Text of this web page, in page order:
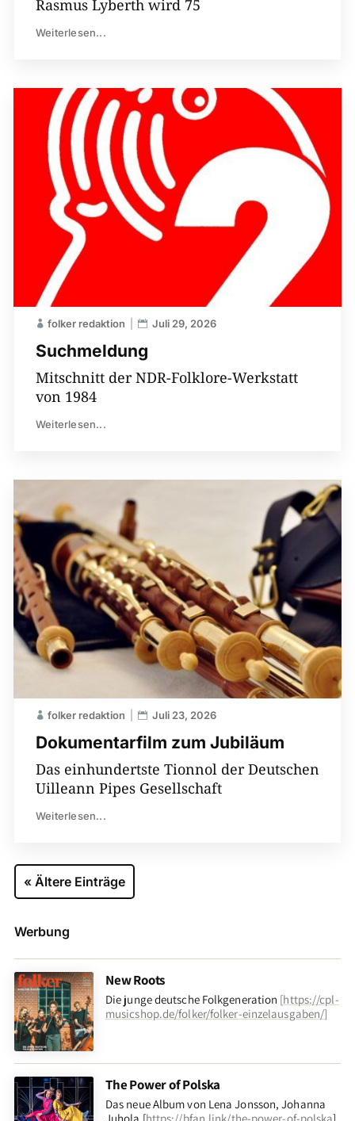
Rasmus Lyberth wird 75
Weiterlesen...
Suchmeldung
folker redaktion Juli 29, 2026
Mitschnitt der NDR-Folklore-Werkstatt
von 1984
Weiterlesen...
Dokumentarfilm zum Jubiläum
folker redaktion Juli 23, 2026
Das einhundertste Tionnol der Deutschen
Uilleann Pipes Gesellschaft
Weiterlesen...
« Ältere Einträge
Werbung
New Roots
Die junge deutsche Folkgeneration [https://cpl-
musicshop.de/folker/folker-einzelausgaben/]
The Power of Polska
Das neue Album von Lena Jonsson, Johanna